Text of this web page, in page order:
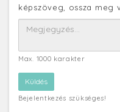
képszöveg, ossza meg
Max. 1000 karakter
Bejelentkezés szükséges!